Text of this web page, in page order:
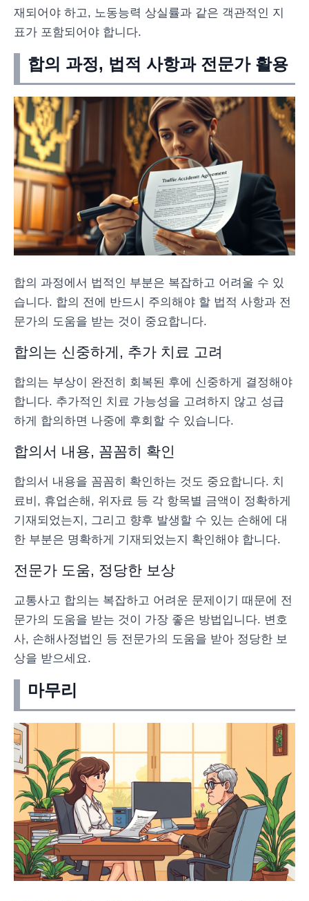
재되어야 하고, 노동능력 상실률과 같은 객관적인 지
표가 포함되어야 합니다.
합의 과정, 법적 사항과 전문가 활용
합의 과정에서 법적인 부분은 복잡하고 어려울 수 있
습니다. 합의 전에 반드시 주의해야 할 법적 사항과 전
문가의 도움을 받는 것이 중요합니다.
합의는 신중하게, 추가 치료 고려
합의는 부상이 완전히 회복된 후에 신중하게 결정해야
합니다. 추가적인 치료 가능성을 고려하지 않고 성급
하게 합의하면 나중에 후회할 수 있습니다.
합의서 내용, 꼼꼼히 확인
합의서 내용을 꼼꼼히 확인하는 것도 중요합니다. 치
료비, 휴업손해, 위자료 등 각 항목별 금액이 정확하게
기재되었는지, 그리고 향후 발생할 수 있는 손해에 대
한 부분은 명확하게 기재되었는지 확인해야 합니다.
전문가 도움, 정당한 보상
교통사고 합의는 복잡하고 어려운 문제이기 때문에 전
문가의 도움을 받는 것이 가장 좋은 방법입니다. 변호
사, 손해사정법인 등 전문가의 도움을 받아 정당한 보
상을 받으세요.
마무리